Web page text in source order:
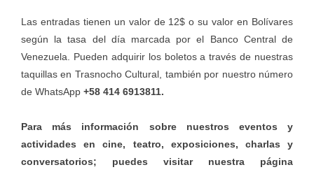
Las entradas tienen un valor de 12$ o su valor en Bolívares
según la tasa del día marcada por el Banco Central de
Venezuela. Pueden adquirir los boletos a través de nuestras
taquillas en Trasnocho Cultural, también por nuestro número
de WhatsApp +58 414 6913811.
Para más información sobre nuestros eventos y
actividades en cine, teatro, exposiciones, charlas y
conversatorios; puedes visitar nuestra página